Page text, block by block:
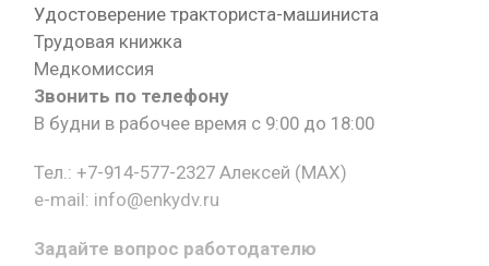
Удостоверение тракториста-машиниста
Трудовая книжка
Медкомиссия
Звонить по телефону
В будни в рабочее время с 9:00 до 18:00
Тел.: +7-914-577-2327 Алексей (MAX)
e-mail: info@enkydv.ru
Задайте вопрос работодателю